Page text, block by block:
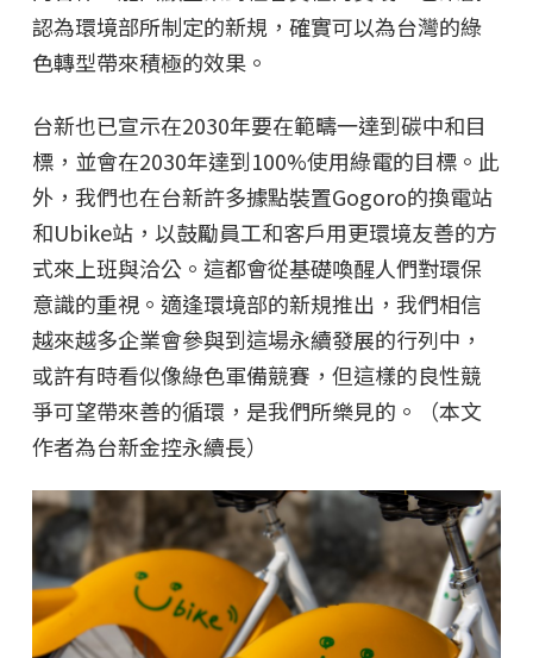
認為環境部所制定的新規，確實可以為台灣的綠
色轉型帶來積極的效果。
台新也已宣示在2030年要在範疇一達到碳中和目
標，並會在2030年達到100%使用綠電的目標。此
外，我們也在台新許多據點裝置Gogoro的換電站
和Ubike站，以鼓勵員工和客戶用更環境友善的方
式來上班與洽公。這都會從基礎喚醒人們對環保
意識的重視。適逢環境部的新規推出，我們相信
越來越多企業會參與到這場永續發展的行列中，
或許有時看似像綠色軍備競賽，但這樣的良性競
爭可望帶來善的循環，是我們所樂見的。（本文
作者為台新金控永續長）